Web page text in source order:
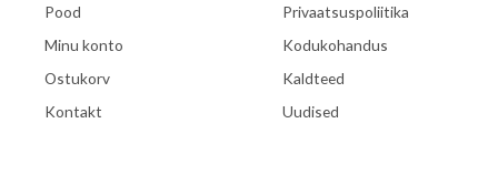
Pood
Minu konto
Ostukorv
Kontakt
Privaatsuspoliitika
Kodukohandus
Kaldteed
Uudised